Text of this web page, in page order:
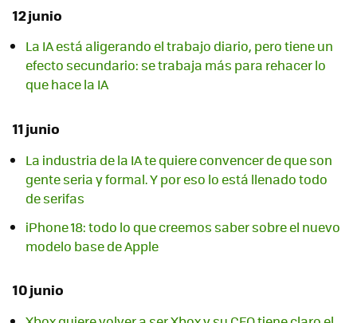
12 junio
La IA está aligerando el trabajo diario, pero tiene un
efecto secundario: se trabaja más para rehacer lo
que hace la IA
11 junio
La industria de la IA te quiere convencer de que son
gente seria y formal. Y por eso lo está llenado todo
de serifas
iPhone 18: todo lo que creemos saber sobre el nuevo
modelo base de Apple
10 junio